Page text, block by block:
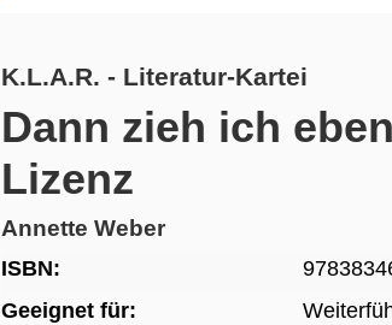
K.L.A.R. - Literatur-Kartei
Dann zieh ich
Lizenz
Annette Weber
ISBN:
Geeignet für: